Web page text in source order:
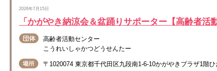
2026年7月15日
「かがやき納涼会＆盆踊りサポーター【高齢者活
高齢者活動センター
こうれいしゃかつどうせんたー
〒1020074 東京都千代田区九段南1-6-10かがやきプラザ1階